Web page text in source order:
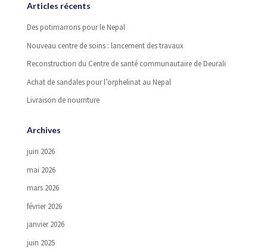
Articles récents
Des potimarrons pour le Nepal
Nouveau centre de soins : lancement des travaux
Reconstruction du Centre de santé communautaire de Deurali
Achat de sandales pour l’orphelinat au Nepal
Livraison de nourriture
Archives
juin 2026
mai 2026
mars 2026
février 2026
janvier 2026
juin 2025